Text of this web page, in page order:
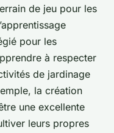
de jeu pour les
pour les
à respecter
de jardinage
la création
une excellente
leurs propres